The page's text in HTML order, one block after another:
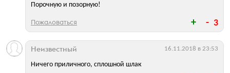
3
Порочную и позорную!
Пожаловаться
Ничего приличного, сплошной шлак
Неизвестный 16.11.2018 в 23:53